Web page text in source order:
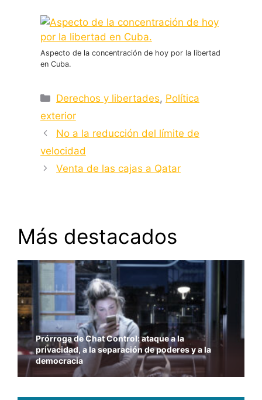
Aspecto de la concentración de hoy por la libertad
en Cuba.
Categorías
Derechos y libertades, Política
exterior
No a la reducción del límite de
velocidad
Venta de las cajas a Qatar
Más destacados
Prórroga de Chat Control: ataque a la
privacidad, a la separación de poderes y a la
democracia